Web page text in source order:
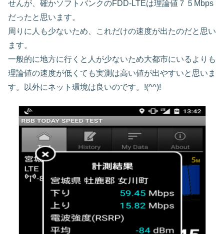
せんが、確かソフトバンクのFDD-LTEは理論値７５Mbps
だったと思います。
周りに人も少ないため、これだけの速度が出たのだと思い
ます。
一般的に地方に行くと人が少ないため大都市にいるよりも
理論値の速度が低くても実測は高い値が出やすいと思いま
す。以外にネット環境は良いのです。!(^^)!